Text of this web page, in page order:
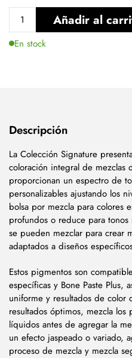
Añadir al
En stock
Descripción
La Colección Signature
coloración integral de mezclas
proporcionan un espectro de
personalizables ajustando los
bolsa por mezcla para colores
profundos o reduce para
se pueden mezclar para crear
adaptados a diseños
Estos pigmentos son
específicas y Bone Paste Plus,
uniforme y resultados de color
resultados óptimos, mezcla
líquidos antes de agregar la
un efecto jaspeado o variado,
proceso de mezcla y mezcla